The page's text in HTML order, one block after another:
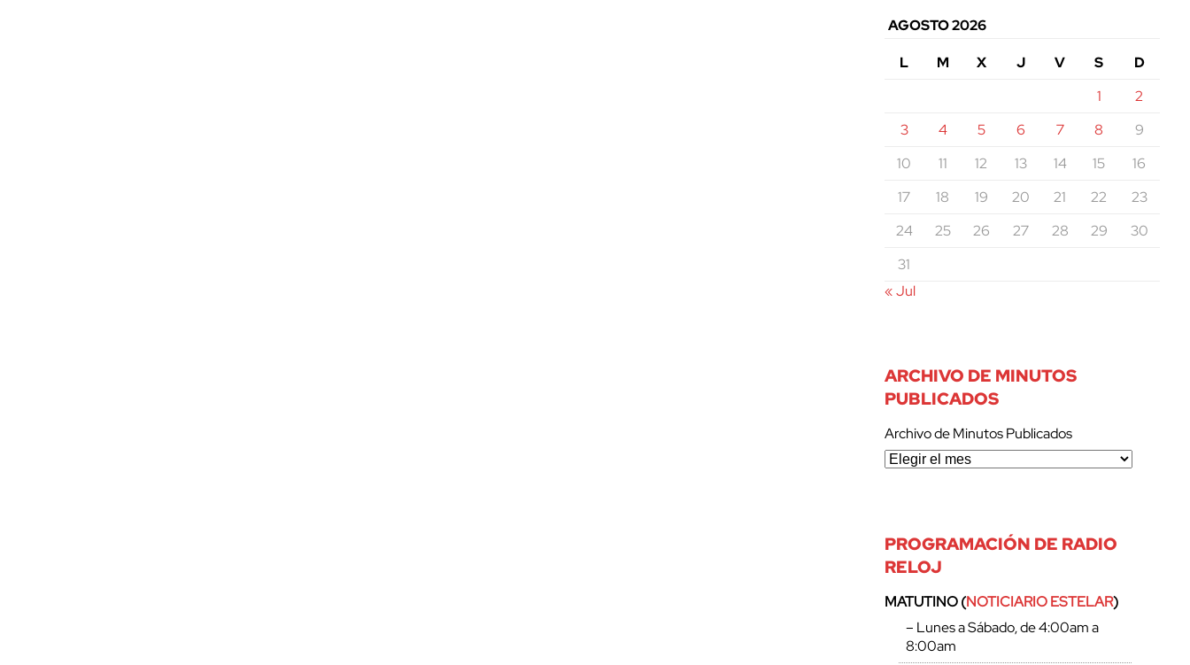
AGOSTO 2026
L
M X J V S
D
1
2
3
4 5 6 7 8
9
10
11 12 13 14 15
16
17
18 19 20 21 22
23
24
25 26 27 28 29
30
31
« Jul
ARCHIVO DE MINUTOS
PUBLICADOS
Archivo de Minutos Publicados
PROGRAMACIÓN DE RADIO
RELOJ
MATUTINO (NOTICIARIO ESTELAR)
– Lunes a Sábado, de 4:00am a
8:00am